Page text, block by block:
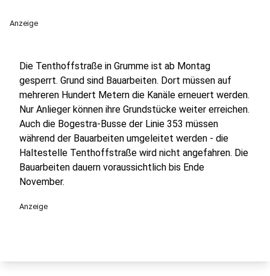
Anzeige
Die Tenthoffstraße in Grumme ist ab Montag
gesperrt. Grund sind Bauarbeiten. Dort müssen auf
mehreren Hundert Metern die Kanäle erneuert werden.
Nur Anlieger können ihre Grundstücke weiter erreichen.
Auch die Bogestra-Busse der Linie 353 müssen
während der Bauarbeiten umgeleitet werden - die
Haltestelle Tenthoffstraße wird nicht angefahren. Die
Bauarbeiten dauern voraussichtlich bis Ende
November.
Anzeige